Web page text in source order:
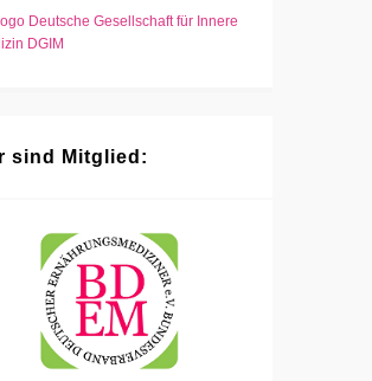
sind Mitglied: